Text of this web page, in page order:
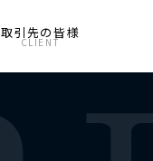
取引先の皆様
CLIENT